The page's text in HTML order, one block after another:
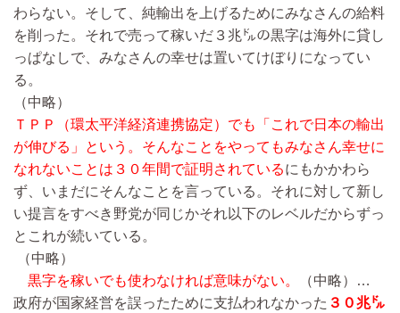
わらない。そして、純輸出を上げるためにみなさんの給料
を削った。それで売って稼いだ３兆㌦の黒字は海外に貸し
っぱなしで、みなさんの幸せは置いてけぼりになってい
る。
（中略）
ＴＰＰ（環太平洋経済連携協定）でも「これで日本の輸出
が伸びる」という。そんなことをやってもみなさん幸せに
なれないことは３０年間で証明されているにもかかわら
ず、いまだにそんなことを言っている。それに対して新し
い提言をすべき野党が同じかそれ以下のレベルだからずっ
とこれが続いている。
（中略）
黒字を稼いでも使わなければ意味がない。
（中略）…
政府が国家経営を誤ったために支払われなかった ３０兆㌦